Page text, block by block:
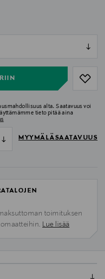
alta. Saatavuus voi
tieto pitää aina
MYYMÄLÄSAATAVUUS
toimituksen
Lue lisää